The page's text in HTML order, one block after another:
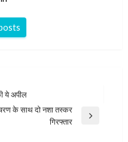
ये अपील
के साथ दो नशा तस्कर
गिरफ्तार